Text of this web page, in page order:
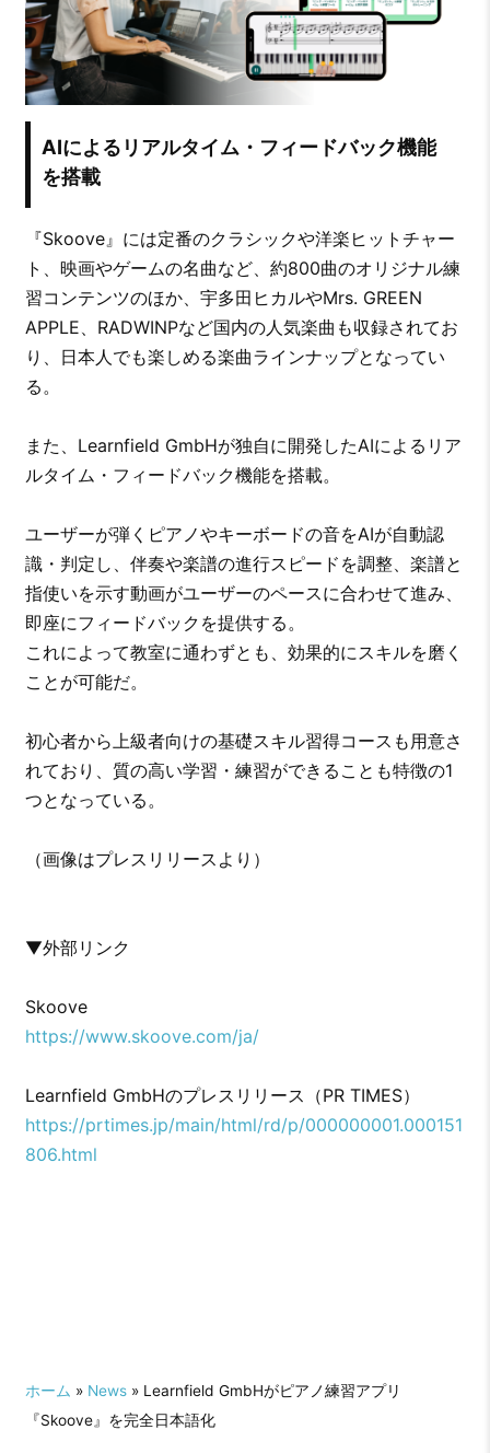
AIによるリアルタイム・フィードバック機能
を搭載
『Skoove』には定番のクラシックや洋楽ヒットチャー
ト、映画やゲームの名曲など、約800曲のオリジナル練
習コンテンツのほか、宇多田ヒカルやMrs. GREEN
APPLE、RADWINPなど国内の人気楽曲も収録されてお
り、日本人でも楽しめる楽曲ラインナップとなってい
る。
また、Learnfield GmbHが独自に開発したAIによるリア
ルタイム・フィードバック機能を搭載。
ユーザーが弾くピアノやキーボードの音をAIが自動認
識・判定し、伴奏や楽譜の進行スピードを調整、楽譜と
指使いを示す動画がユーザーのペースに合わせて進み、
即座にフィードバックを提供する。
これによって教室に通わずとも、効果的にスキルを磨く
ことが可能だ。
初心者から上級者向けの基礎スキル習得コースも用意さ
れており、質の高い学習・練習ができることも特徴の1
つとなっている。
（画像はプレスリリースより）
▼外部リンク
Skoove
https://www.skoove.com/ja/
Learnfield GmbHのプレスリリース（PR TIMES）
https://prtimes.jp/main/html/rd/p/000000001.000151
806.html
ホーム » News» Learnfield GmbHがピアノ練習アプリ
『Skoove』を完全日本語化